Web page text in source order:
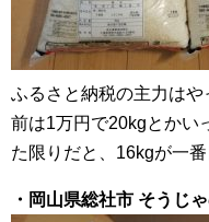
ふるさと納税の主力はや
前は1万円で20kgとかい
た限りだと、16kgが一番
・岡山県総社市 そうじ